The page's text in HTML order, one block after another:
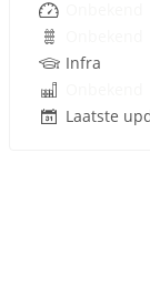
Infra
Laatste